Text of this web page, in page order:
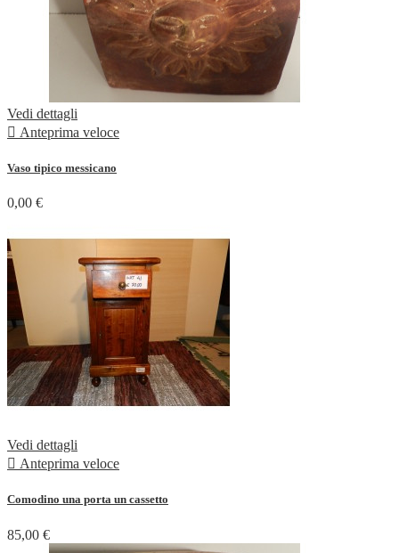
Vedi dettagli
 Anteprima veloce
Vaso tipico messicano
0,00 €
Vedi dettagli
 Anteprima veloce
Comodino una porta un cassetto
85,00 €